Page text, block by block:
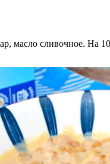
масло сливочное. На